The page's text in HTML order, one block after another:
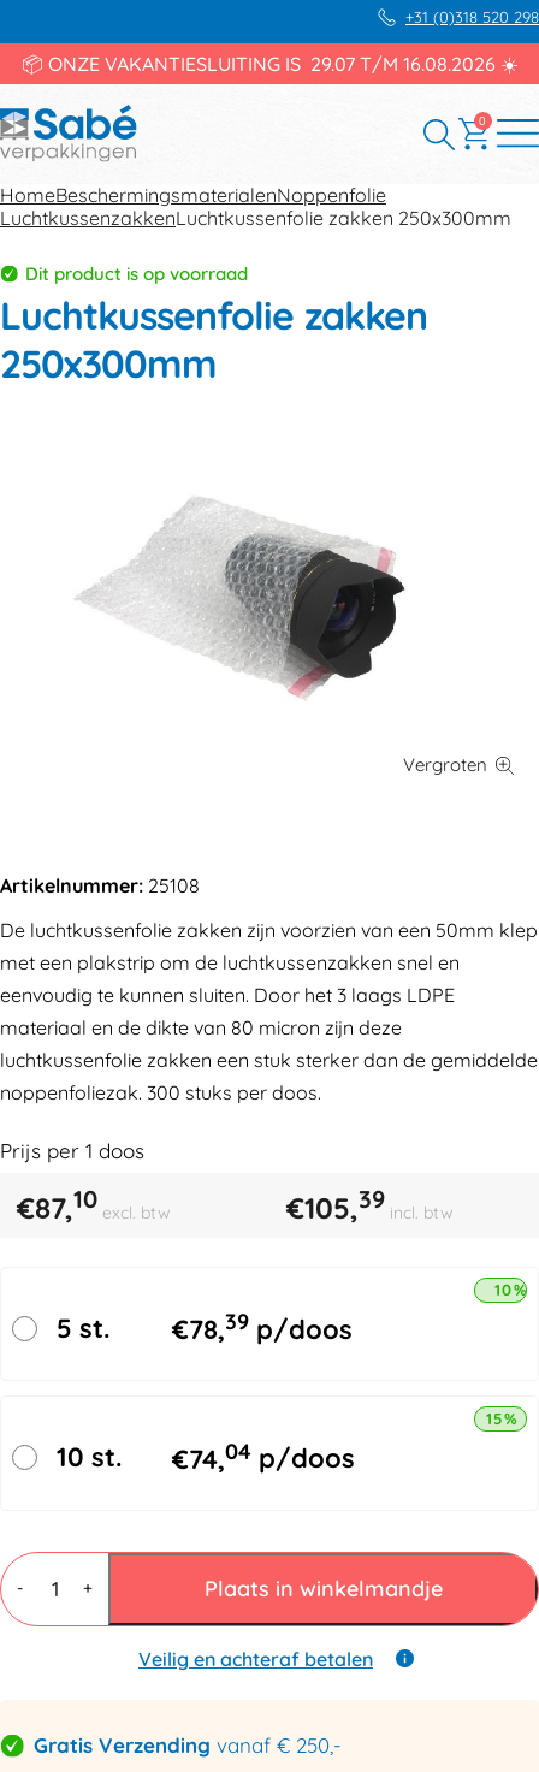
+31 (0)318 520 298
📦 ONZE VAKANTIESLUITING IS 29.07 T/M 16.08.2026 ☀️
0
HomeBeschermingsmaterialenNoppenfolie
LuchtkussenzakkenLuchtkussenfolie zakken 250x300mm
Dit product is op voorraad
Luchtkussenfolie zakken
250x300mm
Artikelnummer: 25108
De luchtkussenfolie zakken zijn voorzien van een 50mm klep
met een plakstrip om de luchtkussenzakken snel en
eenvoudig te kunnen sluiten. Door het 3 laags LDPE
materiaal en de dikte van 80 micron zijn deze
luchtkussenfolie zakken een stuk sterker dan de gemiddelde
noppenfoliezak. 300 stuks per doos.
Prijs per 1 doos
€87,10 excl. btw €105,39 incl. btw
5 st. €78,39 p/doos
10%
10 st. €74,04 p/doos
15%
-
Luchtkussenfolie
zakken
250x300mm
aantal
+ Plaats in winkelmandje
Veilig en achteraf betalen
Gratis Verzending vanaf € 250,-